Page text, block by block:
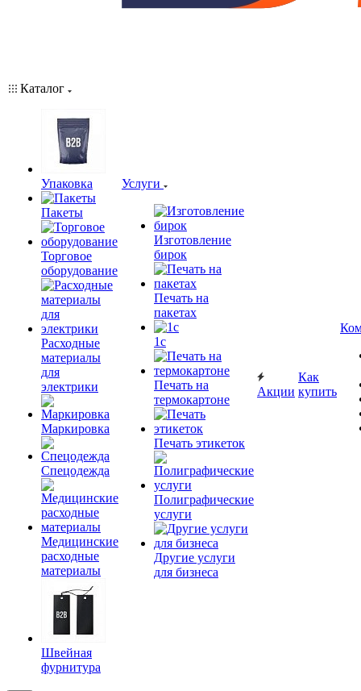
Каталог
Упаковка
Пакеты
Торговое
оборудование
Расходные
материалы
для
электрики
Маркировка
Спецодежда
Медицинские
расходные
материалы
Швейная
фурнитура
Услуги
Изготовление
бирок
Печать на
пакетах
1c
Печать на
термокартоне
Печать этикеток
Полиграфические
услуги
Другие услуги
для бизнеса
Акции
Как
купить